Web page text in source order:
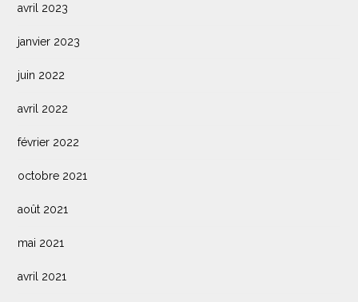
avril 2023
janvier 2023
juin 2022
avril 2022
février 2022
octobre 2021
août 2021
mai 2021
avril 2021